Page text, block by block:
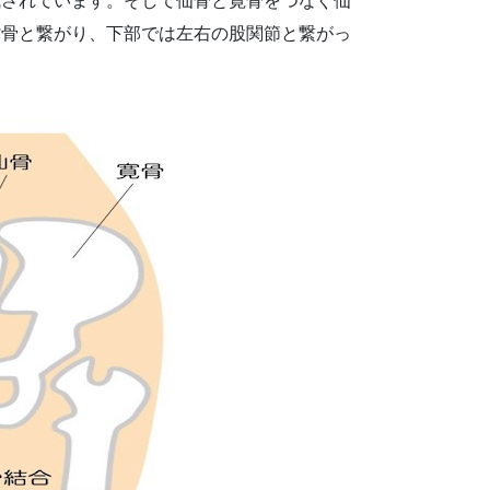
と繋がり、下部では左右の股関節と繋がっ